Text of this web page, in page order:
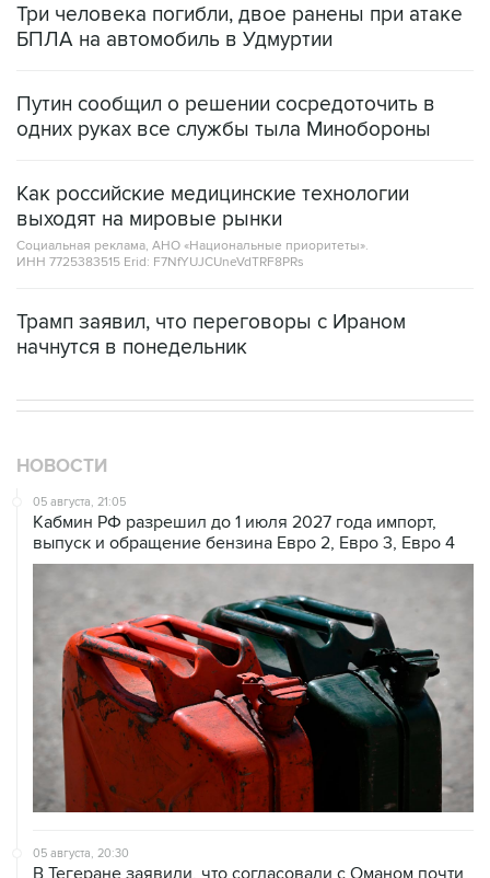
Три человека погибли, двое ранены при атаке
БПЛА на автомобиль в Удмуртии
Путин сообщил о решении сосредоточить в
одних руках все службы тыла Минобороны
Как российские медицинские технологии
выходят на мировые рынки
Социальная реклама, АНО «Национальные приоритеты».
ИНН 7725383515 Erid: F7NfYUJCUneVdTRF8PRs
Трамп заявил, что переговоры с Ираном
начнутся в понедельник
НОВОСТИ
05 августа, 21:05
Кабмин РФ разрешил до 1 июля 2027 года импорт,
выпуск и обращение бензина Евро 2, Евро 3, Евро 4
05 августа, 20:30
В Тегеране заявили, что согласовали с Оманом почти